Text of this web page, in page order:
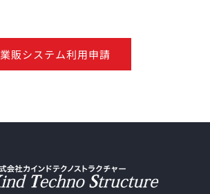
業販システム利用申請